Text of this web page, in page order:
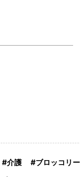
介護 ブロッコリー